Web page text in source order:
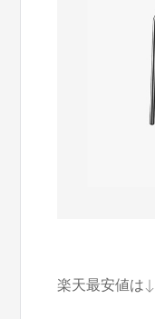
楽天最安値は↓